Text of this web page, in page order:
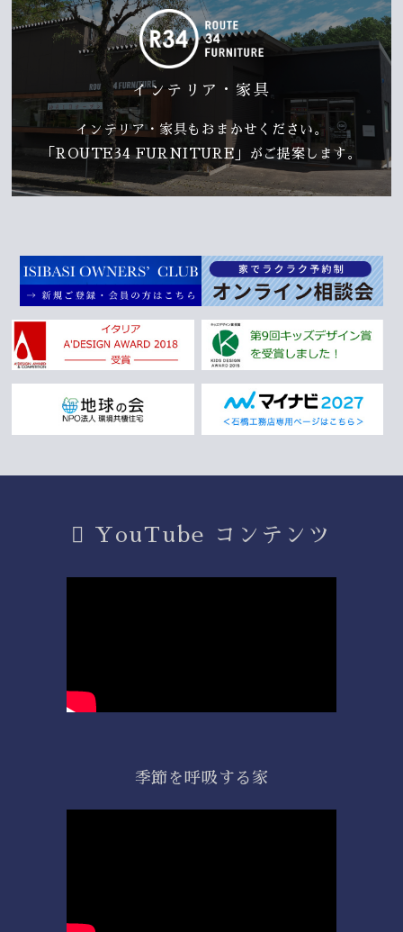
インテリア・家具
インテリア・家具もおまかせください。
「ROUTE34 FURNITURE」がご提案します。
YouTube コンテンツ
季節を呼吸する家